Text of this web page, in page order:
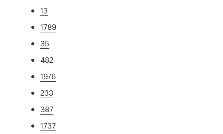
13
1789
35
482
1976
233
387
1737